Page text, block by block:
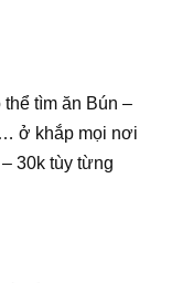
tìm ăn Bún –
ở khắp mọi nơi
30k tùy từng